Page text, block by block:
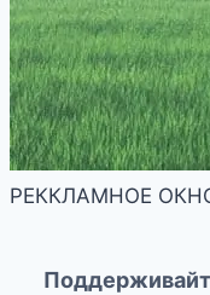
РЕККЛАМНОЕ